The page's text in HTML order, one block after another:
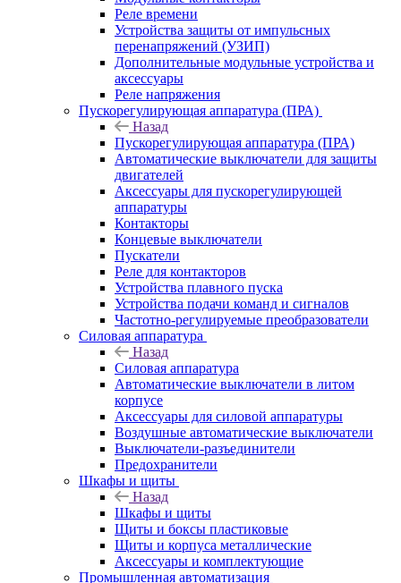
Реле времени
Устройства защиты от импульсных
перенапряжений (УЗИП)
Дополнительные модульные устройства и
аксессуары
Реле напряжения
Пускорегулирующая аппаратура (ПРА)
Назад
Пускорегулирующая аппаратура (ПРА)
Автоматические выключатели для защиты
двигателей
Аксессуары для пускорегулирующей
аппаратуры
Контакторы
Концевые выключатели
Пускатели
Реле для контакторов
Устройства плавного пуска
Устройства подачи команд и сигналов
Частотно-регулируемые преобразователи
Силовая аппаратура
Назад
Силовая аппаратура
Автоматические выключатели в литом
корпусе
Аксессуары для силовой аппаратуры
Воздушные автоматические выключатели
Выключатели-разъединители
Предохранители
Шкафы и щиты
Назад
Шкафы и щиты
Щиты и боксы пластиковые
Щиты и корпуса металлические
Аксессуары и комплектующие
Промышленная автоматизация